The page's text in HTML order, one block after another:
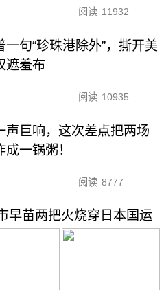
阅读 11932
一句“珍珠港除外”，撕开美
遮羞布
阅读 10935
声巨响，这次差点把两场
成一锅粥！
阅读 8777
早苗两把火烧穿日本国运